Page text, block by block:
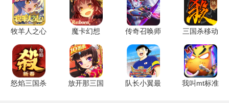
伴随着一段特定的剧情。
4、地图设计可能隐藏着与封印相关的线索，环境本身成为推
诛神世界阵容推荐
一、神龙之魂
牧羊人之心
果盘服
1.9.40 安卓
版
魔卡幻想
4.66.0.24084
安卓版
传奇召唤师
1.0.1.300
最新版
三国杀移动
版 4.5.7 最
新版
怒焰三国杀
放开那三国
队长小翼最
我叫mt标准